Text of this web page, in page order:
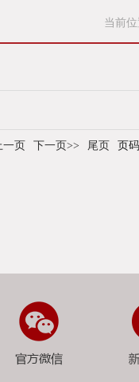
当前位
一页 下一页>> 尾页 页码